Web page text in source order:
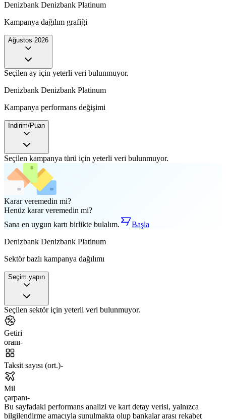
Denizbank Denizbank Platinum
Kampanya dağılım grafiği
Ağustos 2026
Seçilen ay için yeterli veri bulunmuyor.
Denizbank Denizbank Platinum
Kampanya performans değişimi
İndirim/Puan
Seçilen kampanya türü için yeterli veri bulunmuyor.
Karar veremedin mi?
Henüz karar veremedin mi?
Sana en uygun kartı birlikte bulalım.
Başla
Denizbank Denizbank Platinum
Sektör bazlı kampanya dağılımı
Seçim yapın
Seçilen sektör için yeterli veri bulunmuyor.
Getiri
oranı-
Taksit sayısı (ort.)-
Mil
çarpanı-
Bu sayfadaki performans analizi ve kart detay verisi, yalnızca
bilgilendirme amacıyla sunulmakta olup bankalar arası rekabet